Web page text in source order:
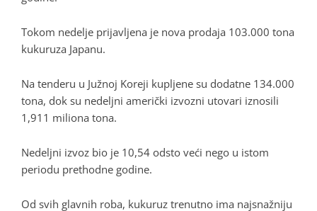
Tokom nedelje prijavljena je nova prodaja 103.000 tona
kukuruza Japanu.
Na tenderu u Južnoj Koreji kupljene su dodatne 134.000
tona, dok su nedeljni američki izvozni utovari iznosili
1,911 miliona tona.
Nedeljni izvoz bio je 10,54 odsto veći nego u istom
periodu prethodne godine.
Od svih glavnih roba, kukuruz trenutno ima najsnažniju